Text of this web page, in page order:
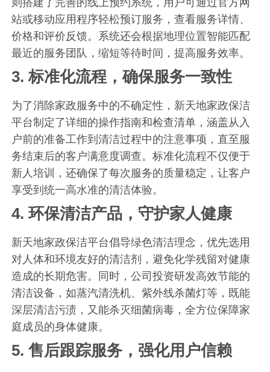
站或移动应用程序轻松预订服务，查看服务详情、
价格和评价反馈。系统还会根据地理位置智能匹配
最近的服务团队，缩短等待时间，提高服务效率。
3.标准化流程，确保服务一致性
为了消除家政服务中的不确定性，新天地家政保洁
平台制定了详细的操作指南和检查清单，涵盖从入
户前的准备工作到清洁过程中的注意事项，直至服
务结束后的客户满意度调查。标准化流程不仅便于
新人培训，还确保了每次服务的质量稳定，让客户
享受到统一高水准的清洁体验。
4.环保清洁产品，守护家人健康
新天地家政保洁平台倡导绿色清洁理念，优先选用
对人体和环境友好的清洁剂，避免化学残留对健康
造成的长期危害。同时，公司投资研发高效节能的
清洁设备，如蒸汽清洗机、紫外线杀菌灯等，既能
深层清洁污渍，又能杀灭细菌病毒，全方位保障家
庭成员的身体健康。
5.售后跟踪服务，强化用户信赖